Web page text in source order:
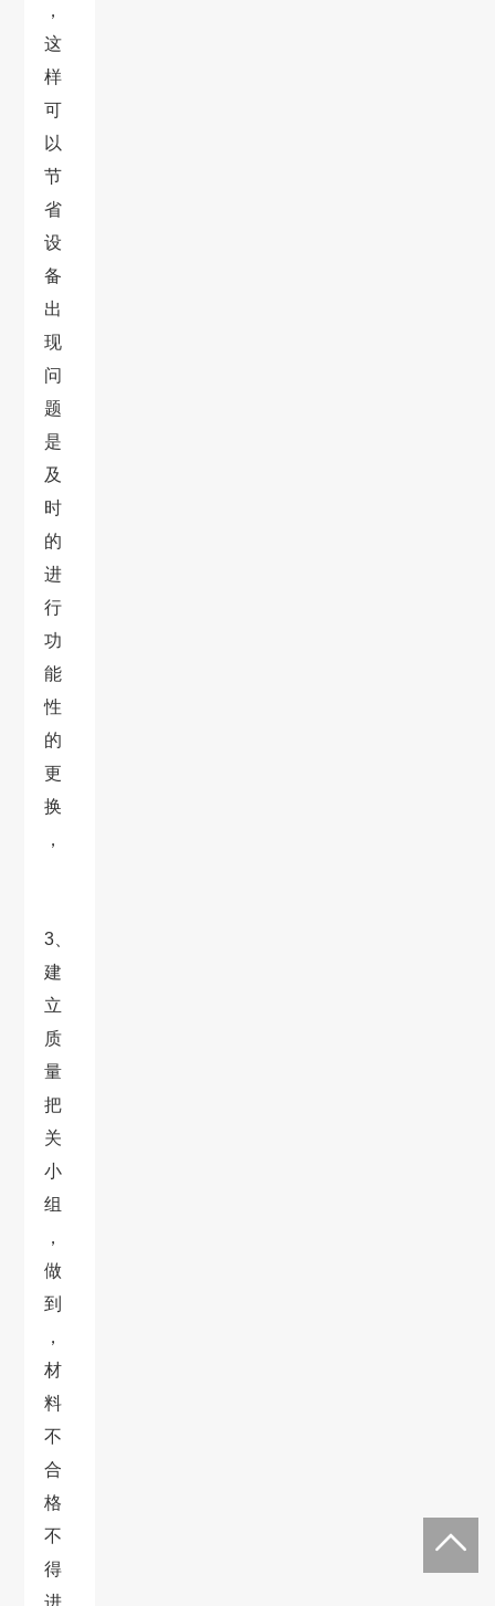
，
这
样
可
以
节
省
设
备
出
现
问
题
是
及
时
的
进
行
功
能
性
的
更
换
，
3、
建
立
质
量
把
关
小
组
，
做
到
，
材
料
不
合
格
不
得